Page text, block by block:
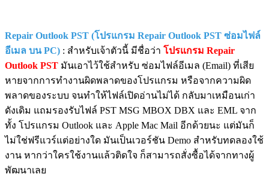
Repair Outlook PST (โปรแกรม Repair Outlook PST ซ่อมไฟล์
อีเมล บน PC) : สำหรับเจ้าตัวนี้ มีชื่อว่า โปรแกรม Repair
Outlook PST มันเอาไว้ใช้สำหรับ ซ่อมไฟล์อีเมล (Email) ที่เสีย
หายจากการทำงานผิดพลาดของโปรแกรม หรือจากความผิด
พลาดของระบบ จนทำให้ไฟล์เปิดอ่านไม่ได้ กลับมาเหมือนเก่า
ดังเดิม แถมรองรับไฟล์ PST MSG MBOX DBX และ EML จาก
ทั้ง โปรแกรม Outlook และ Apple Mac Mail อีกด้วยนะ แต่มันก็
ไม่ใช่ฟรีแวร์แต่อย่างใด มันเป็นเวอร์ชัน Demo สำหรับทดลองใช้
งาน หากว่าใครใช้งานแล้วติดใจ ก็สามารถสั่งซื้อได้จากทางผู้
พัฒนาเลย